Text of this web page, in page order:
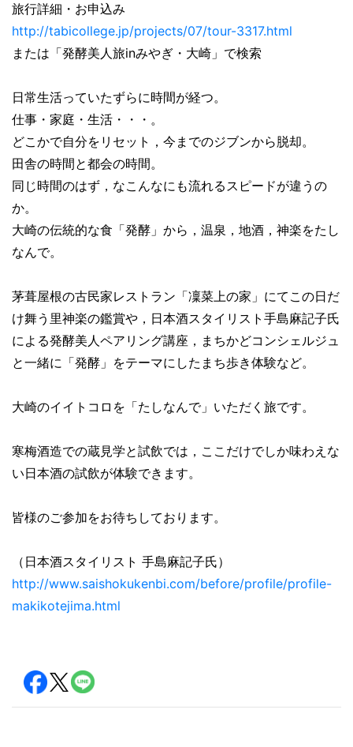
旅行詳細・お申込み
http://tabicollege.jp/projects/07/tour-3317.html
または「発酵美人旅inみやぎ・大崎」で検索
日常生活っていたずらに時間が経つ。
仕事・家庭・生活・・・。
どこかで自分をリセット，今までのジブンから脱却。
田舎の時間と都会の時間。
同じ時間のはず，なこんなにも流れるスピードが違うの
か。
大崎の伝統的な食「発酵」から，温泉，地酒，神楽をたし
なんで。
茅葺屋根の古民家レストラン「凜菜上の家」 にてこの日だ
け舞う里神楽の鑑賞や， 日本酒スタイリスト手島麻記子氏
による発酵美人ペアリング講座， まちかどコンシェルジュ
と一緒に「発酵」 をテーマにしたまち歩き体験など。
大崎のイイトコロを「たしなんで」いただく旅です。
寒梅酒造での蔵見学と試飲では， ここだけでしか味わえな
い日本酒の試飲が体験できます。
皆様のご参加をお待ちしております。
（日本酒スタイリスト 手島麻記子氏）
http://www.saishokukenbi.com/before/profile/profile-
makikotejima.html